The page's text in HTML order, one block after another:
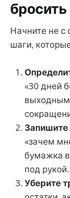
Начните не с
шаги,
«30 дней
«зачем
бумажка
под рукой.
Уберите